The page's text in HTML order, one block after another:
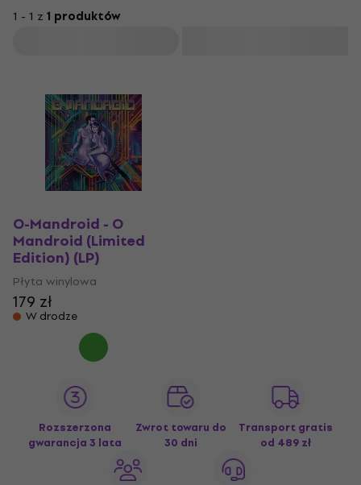
1 - 1 z 1 produktów
O-Mandroid - O
Mandroid (Limited
Edition) (LP)
Płyta winylowa
179 zł
W drodze
Rozszerzona
gwarancja 3 lata
Zwrot towaru do
30 dni
Transport gratis
od 489 zł